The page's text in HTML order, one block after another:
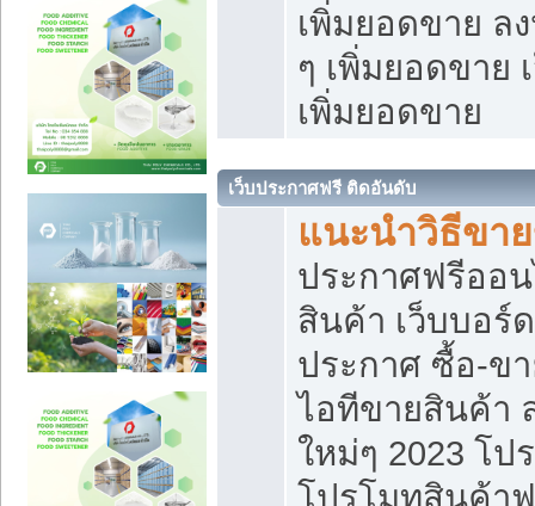
เพิ่มยอดขาย ล
ๆ เพิ่มยอดขาย
เพิ่มยอดขาย
เว็บประกาศฟรี ติดอันดับ
แนะนำวิธีขา
ประกาศฟรีออ
สินค้า เว็บบอร์
ประกาศ ซื้อ-ข
ไอทีขายสินค้า
ใหม่ๆ 2023 โป
โปรโมทสินค้า